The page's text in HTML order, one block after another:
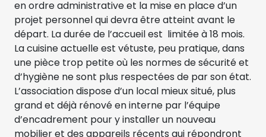
en ordre administrative et la mise en place d’un
projet personnel qui devra être atteint avant le
départ. La durée de l’accueil est limitée à 18 mois.
La cuisine actuelle est vétuste, peu pratique, dans
une pièce trop petite où les normes de sécurité et
d’hygiène ne sont plus respectées de par son état.
L’association dispose d’un local mieux situé, plus
grand et déjà rénové en interne par l’équipe
d’encadrement pour y installer un nouveau
mobilier et des appareils récents qui répondront